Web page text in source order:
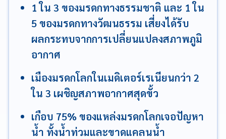
1 ใน 3 ของมรดกทางธรรมชาติ และ 1 ใน
5 ของมรดกทางวัฒนธรรม เสี่ยงได้รับ
ผลกระทบจากการเปลี่ยนแปลงสภาพภูมิ
อากาศ
เมืองมรดกโลกในเมดิเตอร์เรเนียนกว่า 2
ใน 3 เผชิญสภาพอากาศสุดขั้ว
เกือบ 75% ของแหล่งมรดกโลกเจอปัญหา
น้ำ ทั้งน้ำท่วมและขาดแคลนน้ำ